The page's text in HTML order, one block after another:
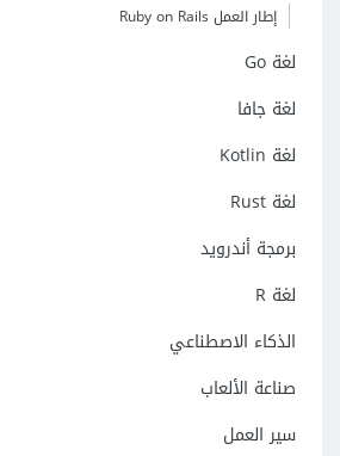
إطار العمل Ruby on Rails
لغة Go
لغة جافا
لغة Kotlin
لغة Rust
برمجة أندرويد
لغة R
الذكاء الاصطناعي
صناعة الألعاب
سير العمل